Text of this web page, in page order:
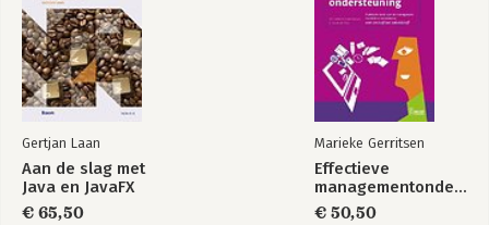
Albert Jan Kruiter & Sandra Klokman
Conclusie 175
Albert-Jan Kruiter, Femmianne Bredewold & Marcel Ham
Over de auteurs 189
Gertjan Laan
Aan de slag met
Java en JavaFX
€ 65,50
Marieke Gerritsen
Effectieve
managementondersteuning
€ 50,50